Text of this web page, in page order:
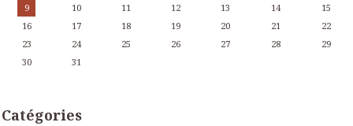
9
10 11 12 13 14
15
16
17 18 19 20 21
22
23
24 25 26 27 28
29
30
31
Catégories